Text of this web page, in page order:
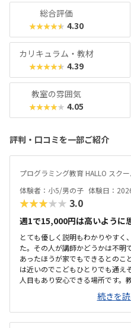
くの教室に足を運んでみて
総合評価
★★★★★ 4.30
カリキュラム・教材
★★★★★ 4.39
教室の雰囲気
★★★★★ 4.05
評判・口コミを一部ご紹介
プログラミング教育 HALLO スク
体験者：小5/男の子 体験日：
★★★★★ 3.0
週1で15,000円は高いように
とても優しく説明もわかりやすく
た。その人が講師かどうかは不明
あったほうが家でもできるとのこ
は近いのでこどもひとりでも通え
人目もあり安心できる場所です。
しているとのことで塾の方の教室
感じでした。週1で15,000円は高
増やしてもらうか、下げてもらえ
はとても説明がわかりやすく、こ
続きを